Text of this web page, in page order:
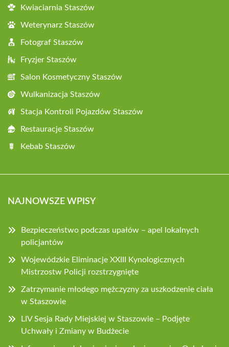
Kwiaciarnia Staszów
Weterynarz Staszów
Fotograf Staszów
Fryzjer Staszów
Salon Kosmetyczny Staszów
Wulkanizacja Staszów
Stacja Kontroli Pojazdów Staszów
Restauracje Staszów
Kebab Staszów
NAJNOWSZE WPISY
Bezpieczeństwo podczas upałów – apel lokalnych
policjantów
Wojewódzkie Eliminacje XXIII Kynologicznych
Mistrzostw Policji rozstrzygnięte
Zatrzymanie młodego mężczyzny za uszkodzenie ciała
w Staszowie
LIV Sesja Rady Miejskiej w Staszowie – Podjęte
Uchwały i Zmiany w Budżecie